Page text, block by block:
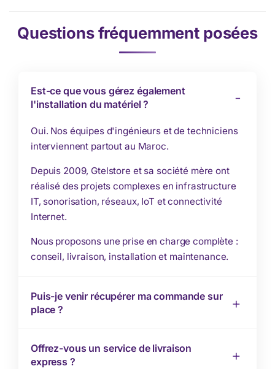
Questions fréquemment posées
Est-ce que vous gérez également
l'installation du matériel ?
Oui. Nos équipes d'ingénieurs et de techniciens
interviennent partout au Maroc.
Depuis 2009, Gtelstore et sa société mère ont
réalisé des projets complexes en infrastructure
IT, sonorisation, réseaux, IoT et connectivité
Internet.
Nous proposons une prise en charge complète :
conseil, livraison, installation et maintenance.
Puis-je venir récupérer ma commande sur
place ?
Offrez-vous un service de livraison
express ?